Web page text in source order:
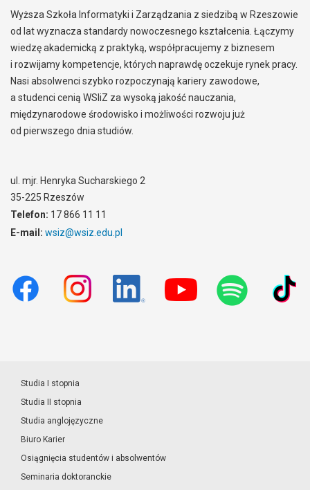
Wyższa Szkoła Informatyki i Zarządzania z siedzibą w Rzeszowie
od lat wyznacza standardy nowoczesnego kształcenia. Łączymy
wiedzę akademicką z praktyką, współpracujemy z biznesem
i rozwijamy kompetencje, których naprawdę oczekuje rynek pracy.
Nasi absolwenci szybko rozpoczynają kariery zawodowe,
a studenci cenią WSIiZ za wysoką jakość nauczania,
międzynarodowe środowisko i możliwości rozwoju już
od pierwszego dnia studiów.
ul. mjr. Henryka Sucharskiego 2
35-225 Rzeszów
Telefon: 17 866 11 11
E-mail: wsiz@wsiz.edu.pl
Studia I stopnia
Studia II stopnia
Studia anglojęzyczne
Biuro Karier
Osiągnięcia studentów i absolwentów
Seminaria doktoranckie